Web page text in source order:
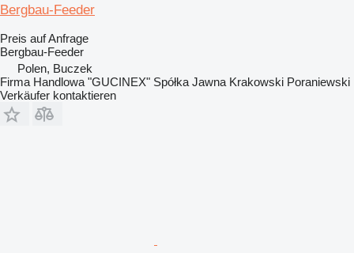
Bergbau-Feeder
Preis auf Anfrage
Bergbau-Feeder
Polen, Buczek
Firma Handlowa "GUCINEX" Spółka Jawna Krakowski Poraniewski
Verkäufer kontaktieren